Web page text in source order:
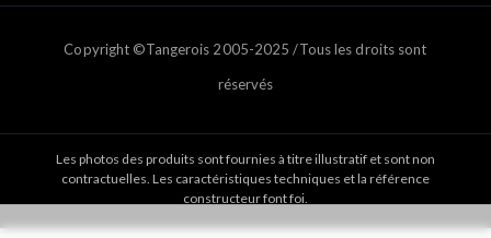
Copyright ©Tangerois 2005-2025 /Tous les droits sont
réservés
Les photos des produits sont fournies à titre illustratif et sont non
contractuelles. Les caractéristiques techniques et la référence
constructeur font foi.